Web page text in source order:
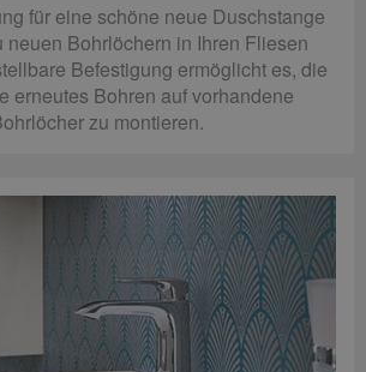
für eine schöne neue Duschstange
neuen Bohrlöchern in Ihren Fliesen
Befestigung ermöglicht es, die
erneutes Bohren auf vorhandene
zu montieren.